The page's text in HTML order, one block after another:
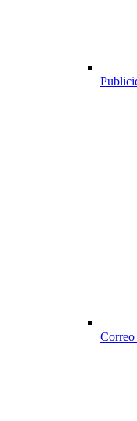
Correo